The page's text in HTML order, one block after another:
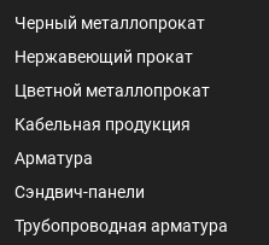
Черный металлопрокат
Нержавеющий прокат
Цветной металлопрокат
Кабельная продукция
Арматура
Сэндвич-панели
Трубопроводная арматура